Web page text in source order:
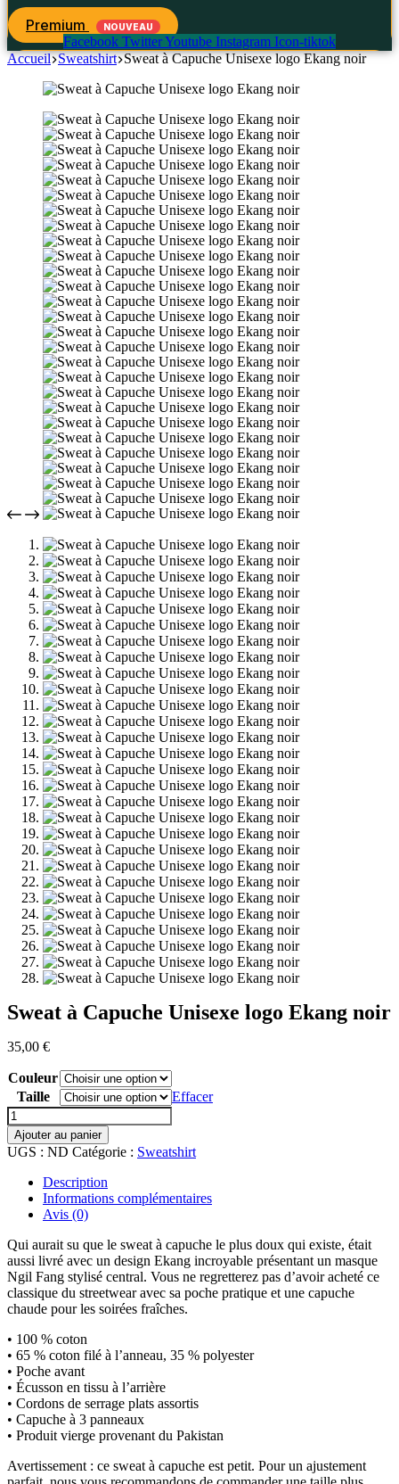
Premium
NOUVEAU
Facebook TwitterYoutube Instagram Icon-tiktok
Accueil Sweatshirt Sweat à Capuche Unisexe logo Ekang noir
Sweat à Capuche Unisexe logo Ekang noir
35,00 €
Couleur
Taille
Effacer
quantité
de
Sweat
à
Capuche
Unisexe
logo
noir
Ajouter au panier
UGS : ND Catégorie : Sweatshirt
Description
Informations complémentaires
Avis (0)
Qui aurait su que le sweat à capuche le plus doux qui existe, était
aussi livré avec un design Ekang incroyable présentant un masque
Ngil Fang stylisé central. Vous ne regretterez pas d’avoir acheté ce
classique du streetwear avec sa poche pratique et une capuche
chaude pour les soirées fraîches.
• 100 % coton
• 65 % coton filé à l’anneau, 35 % polyester
• Poche avant
• Écusson en tissu à l’arrière
• Cordons de serrage plats assortis
• Capuche à 3 panneaux
• Produit vierge provenant du Pakistan
Avertissement : ce sweat à capuche est petit. Pour un ajustement